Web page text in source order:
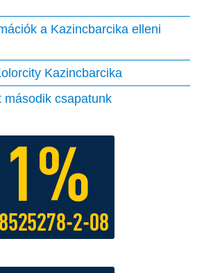
a Kazincbarcika elleni
Kazincbarcika
második csapatunk